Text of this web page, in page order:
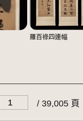
羅百祿四連幅
/ 39,005 頁